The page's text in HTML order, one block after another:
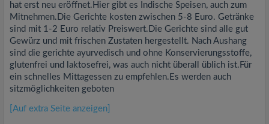
hat erst neu eröffnet.Hier gibt es Indische Speisen, auch zum
Mitnehmen.Die Gerichte kosten zwischen 5-8 Euro. Getränke
sind mit 1-2 Euro relativ Preiswert.Die Gerichte sind alle gut
Gewürz und mit frischen Zustaten hergestellt. Nach Aushang
sind die gerichte ayurvedisch und ohne Konservierungsstoffe,
glutenfrei und laktosefrei, was auch nicht überall üblich ist.Für
ein schnelles Mittagessen zu empfehlen.Es werden auch
sitzmöglichkeiten geboten
[Auf extra Seite anzeigen]